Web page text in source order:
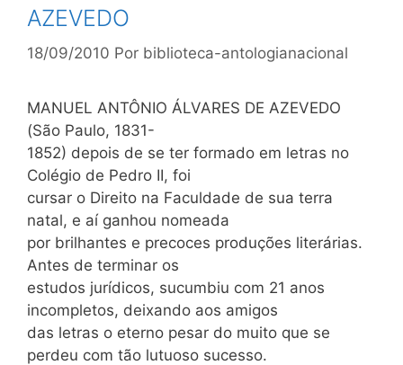
AZEVEDO
18/09/2010 Por biblioteca-antologianacional
MANUEL ANTÔNIO ÁLVARES DE AZEVEDO
(São Paulo, 1831-
1852) depois de se ter formado em letras no
Colégio de Pedro II, foi
cursar o Direito na Faculdade de sua terra
natal, e aí ganhou nomeada
por brilhantes e precoces produções literárias.
Antes de terminar os
estudos jurídicos, sucumbiu com 21 anos
incompletos, deixando aos amigos
das letras o eterno pesar do muito que se
perdeu com tão lutuoso sucesso.